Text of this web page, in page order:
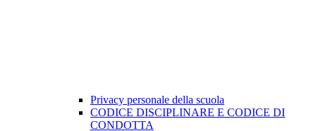
Privacy personale della scuola
CODICE DISCIPLINARE E CODICE DI
CONDOTTA